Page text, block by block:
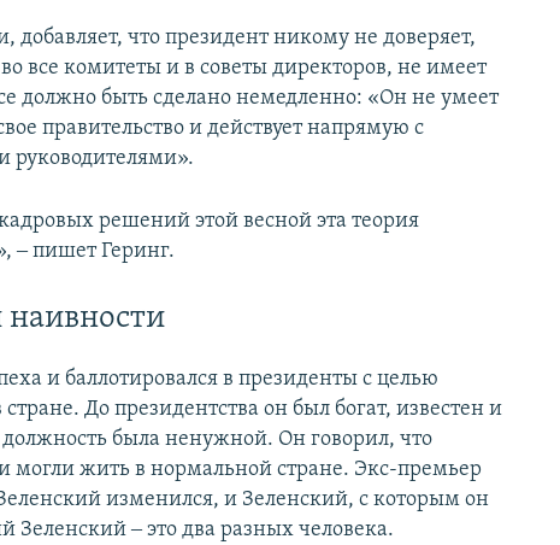
добавляет, что президент никому не доверяет,
все комитеты и в советы директоров, не имеет
должно быть сделано немедленно: «Он не умеет
правительство и действует напрямую с
решений этой весной эта теория
‒ пишет Геринг.
наивности
и баллотировался в президенты с целью
До президентства он был богат, известен и
была ненужной. Он говорил, что
могли жить в нормальной стране. Экс-премьер
изменился, и Зеленский, с которым он
‒ это два разных человека.